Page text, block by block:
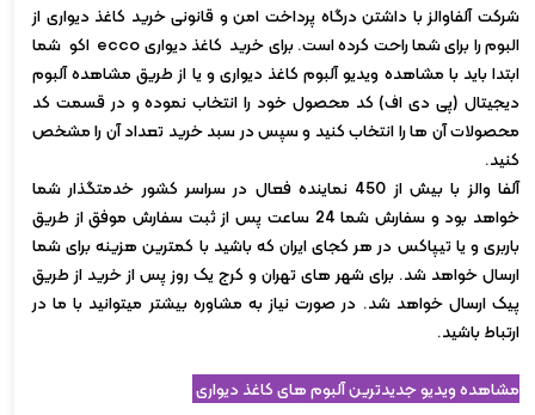
شرکت آلفاوالز با داشتن درگاه پرداخت امن و قانونی خرید کاغذ دیواری از
البوم را برای شما راحت کرده است. برای خرید کاغذ دیواری ecco اکو شما
ابتدا باید با مشاهده ویدیو آلبوم کاغذ دیواری و یا از طریق مشاهده آلبوم
دیجیتال (پی دی اف) کد محصول خود را انتخاب نموده و در قسمت کد
محصولات آن ها را انتخاب کنید و سپس در سبد خرید تعداد آن را مشخص
کنید.
آلفا والز با بیش از 450 نماینده فعال در سراسر کشور خدمتگذار شما
خواهد بود و سفارش شما 24 ساعت پس از ثبت سفارش موفق از طریق
باربری و یا تیپاکس در هر کجای ایران که باشید با کمترین هزینه برای شما
ارسال خواهد شد. برای شهر های تهران و کرج یک روز پس از خرید از طریق
پیک ارسال خواهد شد. در صورت نیاز به مشاوره بیشتر میتوانید با ما در
ارتباط باشید.
مشاهده ویدیو جدیدترین آلبوم های کاغذ دیواری